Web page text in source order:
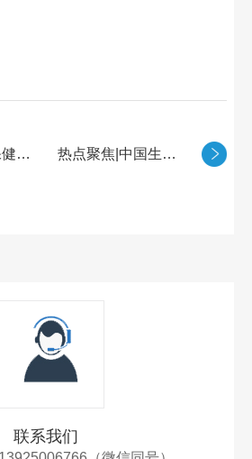
2023年中国保健食品行业市场前景分析 热点聚焦|中国生命健康产业步入跨境合作新局面
联系我们